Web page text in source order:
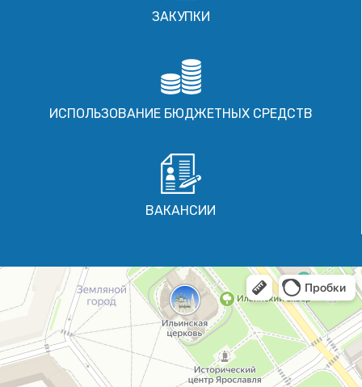
ЗАКУПКИ
ИСПОЛЬЗОВАНИЕ БЮДЖЕТНЫХ СРЕДСТВ
ВАКАНСИИ